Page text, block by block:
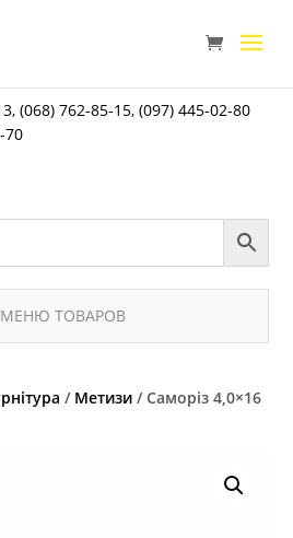
,(068) 762-85-15,(097) 445-02-80
70
МЕНЮ ТОВАРОВ
/ Метизи / Саморіз 4,0×16